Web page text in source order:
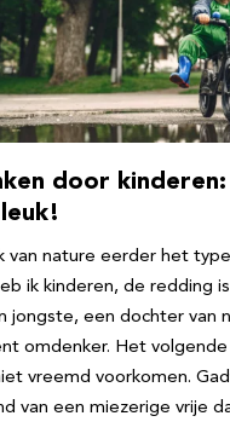
door
van nature eerder het
ik kinderen, de redding
jongste, een dochter van
omdenker. Het
vreemd voorkomen.
van een miezerige vrije